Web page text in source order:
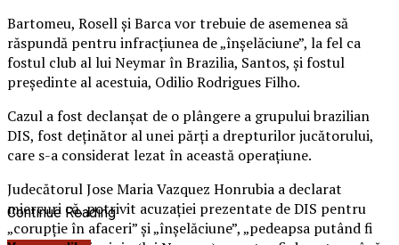
Bartomeu, Rosell şi Barca vor trebuie de asemenea să
răspundă pentru infracţiunea de „înşelăciune”, la fel ca
fostul club al lui Neymar în Brazilia, Santos, şi fostul
preşedinte al acestuia, Odilio Rodrigues Filho.
Cazul a fost declanşat de o plângere a grupului brazilian
DIS, fost deţinător al unei părţi a drepturilor jucătorului,
care s-a considerat lezat în această operaţiune.
Judecătorul Jose Maria Vazquez Honrubia a declarat
miercuri că, potrivit acuzaţiei prezentate de DIS pentru
„corupţie în afaceri” şi „înşelăciune”, „pedeapsa putând fi
Continue Reading